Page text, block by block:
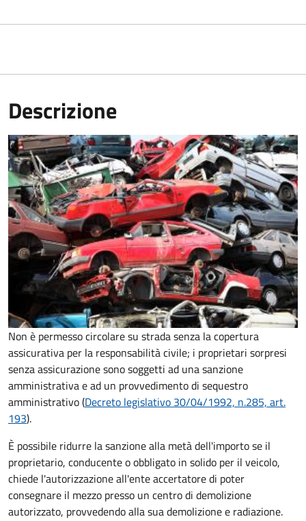
Descrizione
Non è permesso circolare su strada senza la copertura
assicurativa per la responsabilità civile; i proprietari sorpresi
senza assicurazione sono soggetti ad una sanzione
amministrativa e ad un provvedimento di sequestro
amministrativo (Decreto legislativo 30/04/1992, n.285, art.
193).
È possibile ridurre la sanzione alla metà dell'importo se il
proprietario, conducente o obbligato in solido per il veicolo,
chiede l'autorizzazione all'ente accertatore di poter
consegnare il mezzo presso un centro di demolizione
autorizzato, provvedendo alla sua demolizione e radiazione.